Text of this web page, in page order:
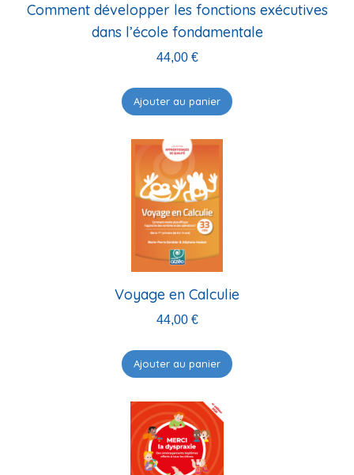
Comment développer les fonctions exécutives
dans l’école fondamentale
44,00 €
Ajouter au panier
Voyage en Calculie
44,00 €
Ajouter au panier